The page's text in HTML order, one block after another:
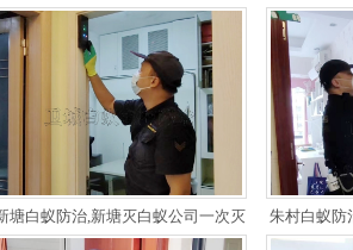
塘白蚁防治,新塘灭白蚁公司一次灭
朱村白蚁防